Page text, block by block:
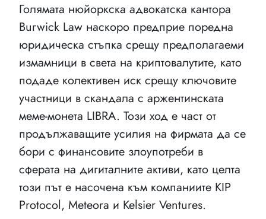
Голямата нюйоркска адвокатска кантора
Burwick Law наскоро предприе поредна
юридическа стъпка срещу предполагаеми
измамници в света на криптовалутите, като
подаде колективен иск срещу ключовите
участници в скандала с аржентинската
меме-монета LIBRA. Този ход е част от
продължаващите усилия на фирмата да се
бори с финансовите злоупотреби в
сферата на дигиталните активи, като целта
този път е насочена към компаниите KIP
Protocol, Meteora и Kelsier Ventures.